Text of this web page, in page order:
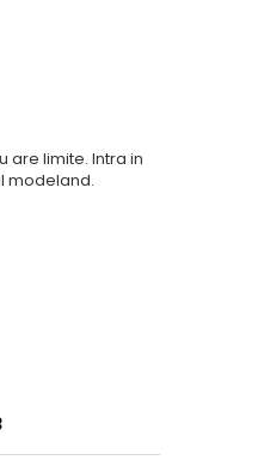
are limite. Intra in
modeland.